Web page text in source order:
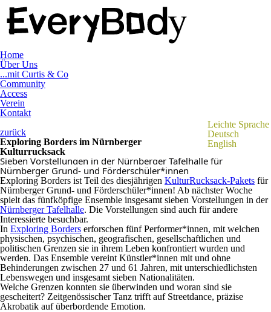
Home
Über Uns
...mit Curtis & Co
Community
Access
Verein
Kontakt
Leichte Sprache
Deutsch
English
zurück
Exploring Borders im Nürnberger
Kulturrucksack
Sieben Vorstellungen in der Nürnberger Tafelhalle für
Nürnberger Grund- und Förderschüler*innen
Exploring Borders ist Teil des diesjährigen KulturRucksack-Pakets für
Nürnberger Grund- und Förderschüler*innen! Ab nächster Woche
spielt das fünfköpfige Ensemble insgesamt sieben Vorstellungen in der
Nürnberger Tafelhalle. Die Vorstellungen sind auch für andere
Interessierte besuchbar.
In Exploring Borders erforschen fünf Performer*innen, mit welchen
physischen, psychischen, geografischen, gesellschaftlichen und
politischen Grenzen sie in ihrem Leben konfrontiert wurden und
werden. Das Ensemble vereint Künstler*innen mit und ohne
Behinderungen zwischen 27 und 61 Jahren, mit unterschiedlichsten
Lebenswegen und insgesamt sieben Nationalitäten.
Welche Grenzen konnten sie überwinden und woran sind sie
gescheitert? Zeitgenössischer Tanz trifft auf Streetdance, präzise
Akrobatik auf überbordende Emotion.